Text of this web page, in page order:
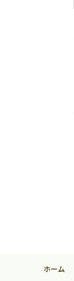
ホーム